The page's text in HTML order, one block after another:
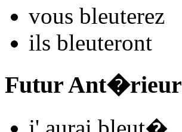
vous bleuterez
ils bleuteront
Futur Ant�rieur